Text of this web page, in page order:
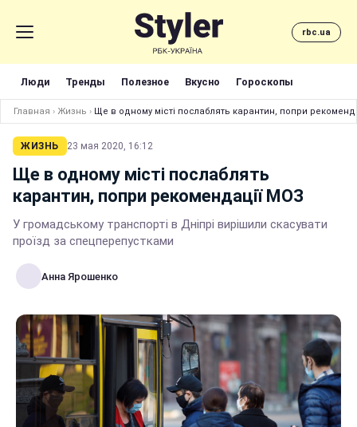
rbc.ua
Люди Тренды Полезное Вкусно Гороскопы
Главная › Жизнь › Ще в одному місті послаблять карантин, попри
ЖИЗНЬ 23 мая 2020, 16:12
Ще в одному місті послаблять
карантин, попри рекомендації МОЗ
У громадському транспорті в Дніпрі вирішили скасувати
проїзд за спецперепустками
Анна Ярошенко